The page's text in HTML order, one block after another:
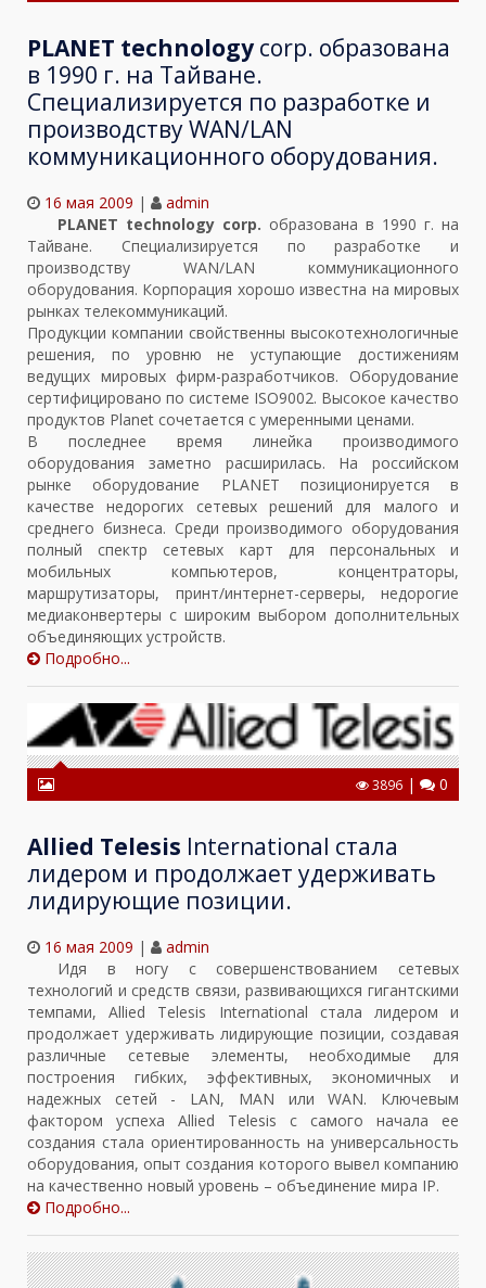
PLANET technology corp. образована
в 1990 г. на Тайване.
Специализируется по разработке и
производству WAN/LAN
коммуникационного оборудования.
16 мая 2009 |
admin
PLANET technology corp. образована в 1990 г. на
Тайване. Специализируется по разработке и
производству WAN/LAN коммуникационного
оборудования. Корпорация хорошо известна на мировых
рынках телекоммуникаций.
Продукции компании свойственны высокотехнологичные
решения, по уровню не уступающие достижениям
ведущих мировых фирм-разработчиков. Оборудование
сертифицировано по системе ISO9002. Высокое качество
продуктов Planet сочетается с умеренными ценами.
В последнее время линейка производимого
оборудования заметно расширилась. На российском
рынке оборудование PLANET позиционируется в
качестве недорогих сетевых решений для малого и
среднего бизнеса. Среди производимого оборудования
полный спектр сетевых карт для персональных и
мобильных компьютеров, концентраторы,
маршрутизаторы, принт/интернет-серверы, недорогие
медиаконвертеры с широким выбором дополнительных
объединяющих устройств.
Подробно...
3896 | 0
Allied Telesis International стала
лидером и продолжает удерживать
лидирующие позиции.
16 мая 2009 |
admin
Идя в ногу с совершенствованием сетевых
технологий и средств связи, развивающихся гигантскими
темпами, Allied Telesis International стала лидером и
продолжает удерживать лидирующие позиции, создавая
различные сетевые элементы, необходимые для
построения гибких, эффективных, экономичных и
надежных сетей - LAN, MAN или WAN. Ключевым
фактором успеха Allied Telesis с самого начала ее
создания стала ориентированность на универсальность
оборудования, опыт создания которого вывел компанию
на качественно новый уровень – объединение мира IP.
Подробно...